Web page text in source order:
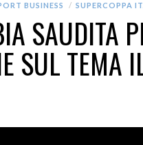
BUSINESS SUPERCOPPA
SAUDITA
SUL TEMA